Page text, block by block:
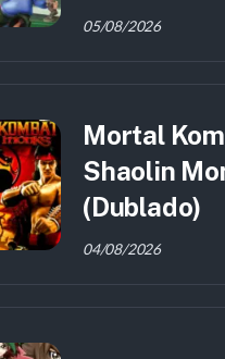
05/08/2026
Mortal
Shaolin
(Dublado)
04/08/2026